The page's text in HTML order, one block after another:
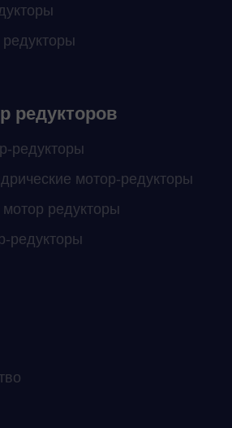
редукторов
редукторы
мотор-редукторы
редукторы
редукторы